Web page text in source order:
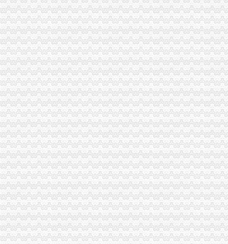
工商动态
我市重庆分公司注销出台在校大创办微型企业相关办法
市重庆代办公司局副巡视员高印平率队到南川局开展考核考察工作
江津局重庆税务注销以四个注重为抓手大力发展微型企业
巫溪局大力推进“品牌富农兴县”重庆税务注销战略
秀山局重庆税务注销开展废旧收购行业专项整
渝北局在网络购物领域查获56万元的重庆公司注销冒侵权商品
万盛局重庆营业执照注销工商登记窗口服务企业助推发展成效显著
拓展工商职能 落实“五个更加”重庆公司注销 市召开全市工商行政管理工作会议
市局六项措施推进“双”重庆营业执照注销行动后期工作
北部新区局及时达全市重庆公司注销工商行政管理工作会议精
潼南局重庆税务注销三措施提升行政执法公信力
市重庆分公司注销局积开展返乡农民工户籍制度改革咨询宣活动
丰都局重庆代办公司开展民共建问活动
市重庆分公司注销局向万州区罗田镇赠送春节问金
城口局重庆营业执照注销五措施应对雨雪冰冻灾害
涪陵局重庆税务注销龙潭所四举措着力破解农村无照经营难题
渝北局重庆营业执照注销创新三大执法机制积查处大案要案
全市重庆税务注销工商系统充分利用动产押职能助企融资成效显著
渝北区第二批试点微型企业获得财政补助资金270万元
铜梁县第二批试点阶段116名微型企业创业人员通过创业评审
酉局重庆税务注销开展夏季高危行业安全生产大检查
梁平局好“四大战役”重庆营业执照注销整网吧见成效